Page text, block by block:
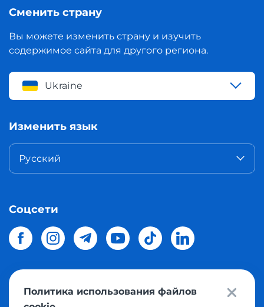
Сменить страну
Вы можете изменить страну и изучить
содержимое сайта для другого региона.
Ukraine
Изменить язык
Русский
Соцсети
© 2026 Meest Shoppingдоставка покупок с интернет
Политика использования файлов